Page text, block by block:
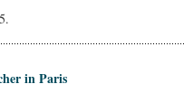
in Paris